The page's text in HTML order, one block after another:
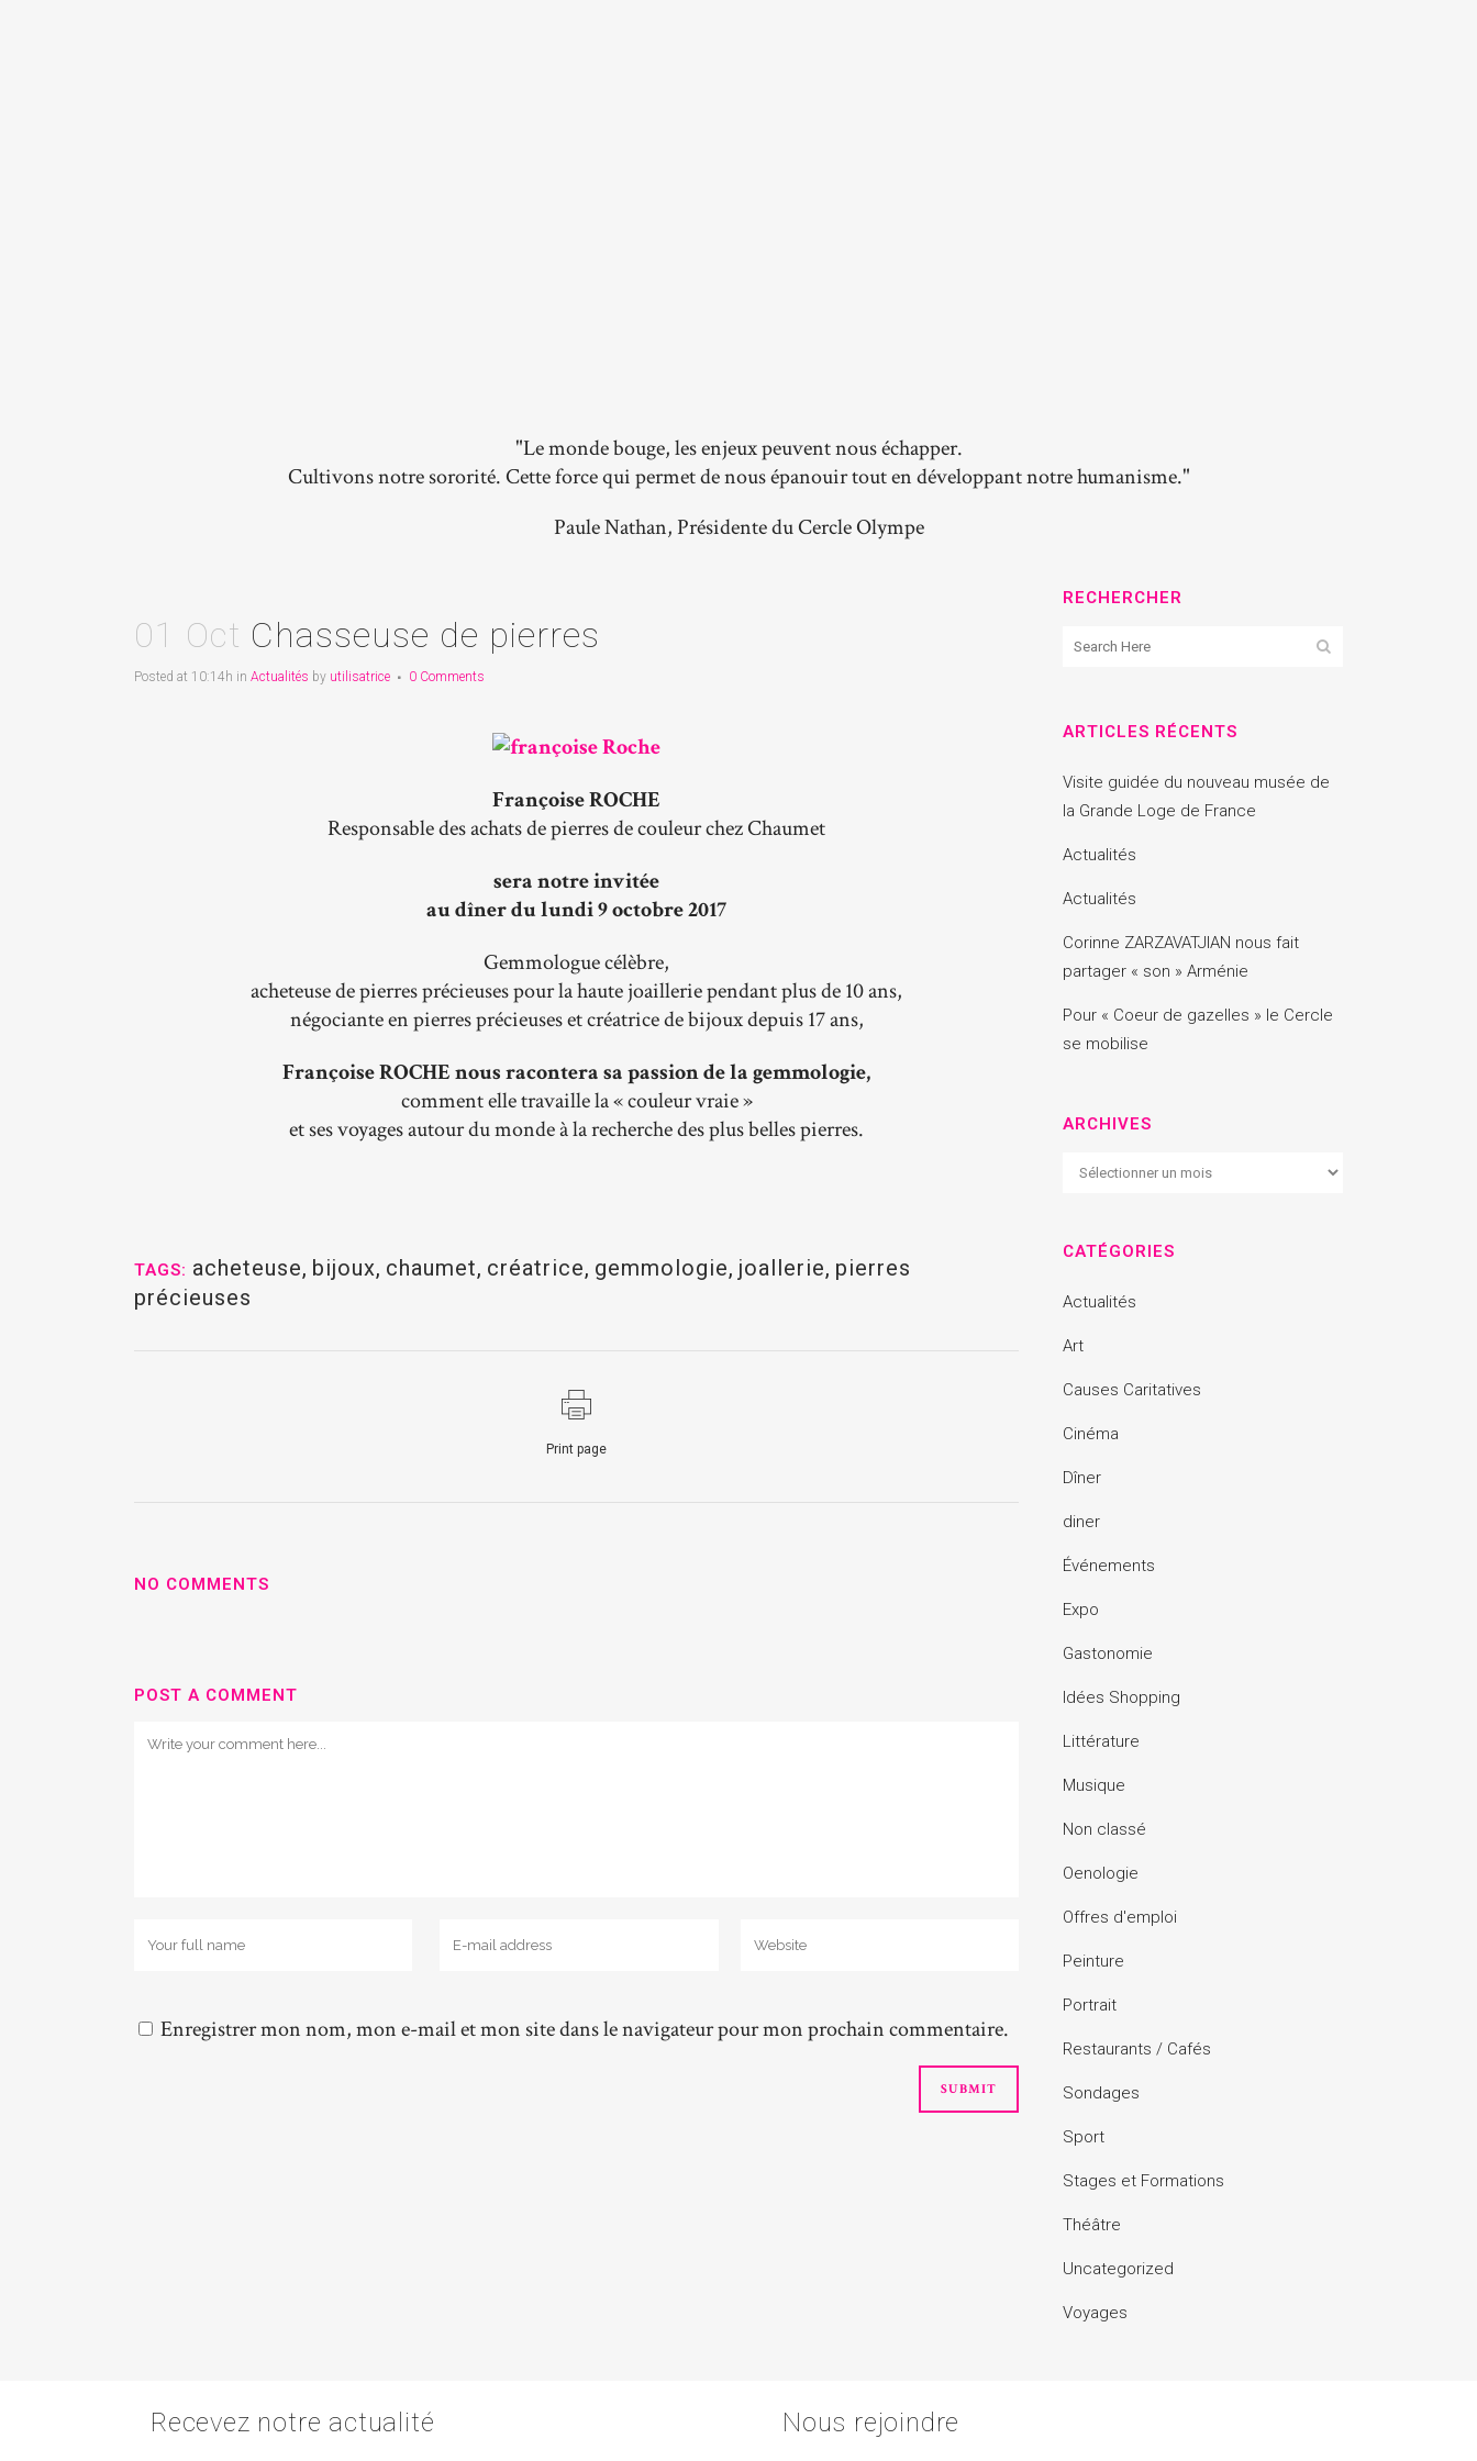
"Le monde bouge, les enjeux peuvent nous échapper.
Cultivons notre sororité. Cette force qui permet de nous épanouir tout en développant notre humanisme."
Paule Nathan, Présidente du Cercle Olympe
01 Oct Chasseuse de pierres
Posted at 10:14h in Actualités by utilisatrice 0 Comments
Françoise ROCHE
Responsable des achats de pierres de couleur chez Chaumet
sera notre invitée
au dîner du lundi 9 octobre 2017
Gemmologue célèbre,
acheteuse de pierres précieuses pour la haute joaillerie pendant plus de 10 ans,
négociante en pierres précieuses et créatrice de bijoux depuis 17 ans,
Françoise ROCHE nous racontera sa passion de la gemmologie,
comment elle travaille la « couleur vraie »
et ses voyages autour du monde à la recherche des plus belles pierres.
TAGS: acheteuse, bijoux, chaumet, créatrice, gemmologie, joallerie, pierres
précieuses
Print page
NO COMMENTS
POST A COMMENT
Enregistrer mon nom, mon e-mail et mon site dans le navigateur pour mon prochain commentaire.
RECHERCHER
ARTICLES RÉCENTS
Visite guidée du nouveau musée de
la Grande Loge de France
Actualités
Actualités
Corinne ZARZAVATJIAN nous fait
partager « son » Arménie
Pour « Coeur de gazelles » le Cercle
se mobilise
ARCHIVES
Archives
CATÉGORIES
Actualités
Art
Causes Caritatives
Cinéma
Dîner
diner
Événements
Expo
Gastonomie
Idées Shopping
Littérature
Musique
Non classé
Oenologie
Offres d'emploi
Peinture
Portrait
Restaurants / Cafés
Sondages
Sport
Stages et Formations
Théâtre
Uncategorized
Voyages
Recevez notre actualité Nous rejoindre